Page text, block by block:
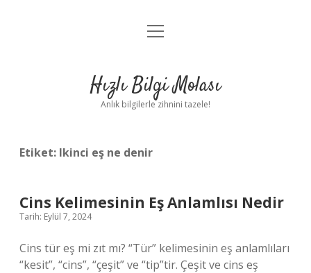
Anasayfa
Yasal Uyarı
menüyü
Hızlı Bilgi Molası
Anlık bilgilerle zihnini tazele!
Etiket: Ikinci eş ne denir
Cins Kelimesinin Eş Anlamlısı Nedir
Tarih: Eylül 7, 2024
Cins tür eş mi zıt mı? “Tür” kelimesinin eş anlamlıları
“kesit”, “cins”, “çeşit” ve “tip”tir. Çeşit ve cins eş